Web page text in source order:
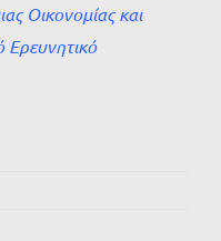
Οικονομίας και